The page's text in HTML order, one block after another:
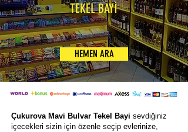
TEKEL BAYİ
HEMEN ARA
Çukurova Mavi Bulvar Tekel Bayi sevdiğiniz
içecekleri sizin için özenle seçip evlerinize,